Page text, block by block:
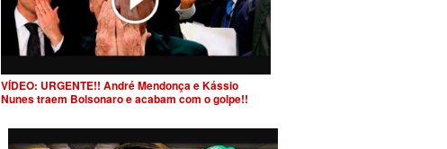
VÍDEO: URGENTE!! André Mendonça e Kássio
Nunes traem Bolsonaro e acabam com o golpe!!